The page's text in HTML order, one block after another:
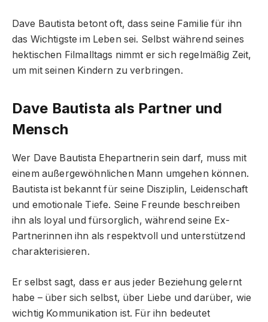
Dave Bautista betont oft, dass seine Familie für ihn
das Wichtigste im Leben sei. Selbst während seines
hektischen Filmalltags nimmt er sich regelmäßig Zeit,
um mit seinen Kindern zu verbringen.
Dave Bautista als Partner und
Mensch
Wer Dave Bautista Ehepartnerin sein darf, muss mit
einem außergewöhnlichen Mann umgehen können.
Bautista ist bekannt für seine Disziplin, Leidenschaft
und emotionale Tiefe. Seine Freunde beschreiben
ihn als loyal und fürsorglich, während seine Ex-
Partnerinnen ihn als respektvoll und unterstützend
charakterisieren.
Er selbst sagt, dass er aus jeder Beziehung gelernt
habe – über sich selbst, über Liebe und darüber, wie
wichtig Kommunikation ist. Für ihn bedeutet